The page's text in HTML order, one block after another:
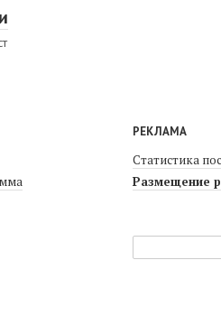
РЕКЛАМА
Статистика
Размещение